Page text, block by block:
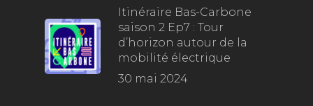
Itinéraire Bas-Carbone
saison 2 Ep7 : Tour
d’horizon autour de la
mobilité électrique
30 mai 2024